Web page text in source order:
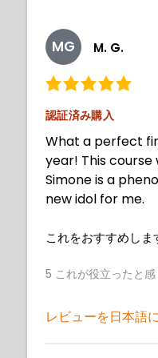
MG M. G.
認証済み購入
What a perfect
year! This course
Simone is a
new idol for me.
これをおすすめしま
5 これが役立ったと感
レビューを日本語